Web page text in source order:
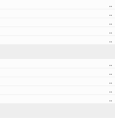
..
..
..
..
..
..
..
..
..
..